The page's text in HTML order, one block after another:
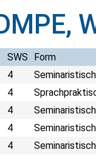
SWS
Form
4
4
4
4
4